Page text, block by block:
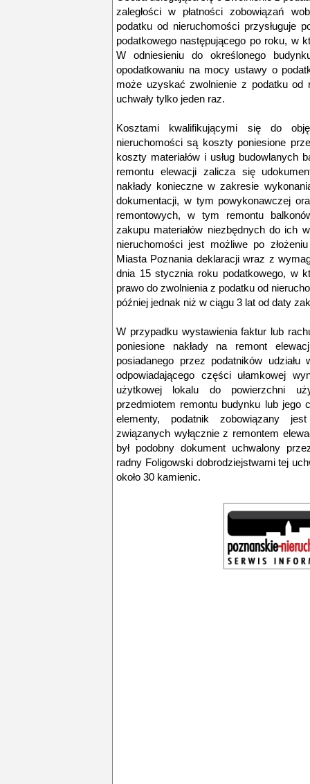
zaległości w płatności zobowiązań
podatku od nieruchomości przysługuje
podatkowego następującego po roku, w
W odniesieniu do określonego
opodatkowaniu na mocy ustawy o
może uzyskać zwolnienie z podatku od
uchwały tylko jeden raz.
Kosztami kwalifikującymi się do
nieruchomości są koszty poniesione
koszty materiałów i usług budowlanych
remontu elewacji zalicza się
nakłady konieczne w zakresie
dokumentacji, w tym powykonawczej
remontowych, w tym remontu
zakupu materiałów niezbędnych do ich
nieruchomości jest możliwe po
Miasta Poznania deklaracji wraz z
dnia 15 stycznia roku podatkowego, w
prawo do zwolnienia z podatku od
później jednak niż w ciągu 3 lat od daty
W przypadku wystawienia faktur lub
poniesione nakłady na remont
posiadanego przez podatników udziału
odpowiadającego części ułamkowej
użytkowej lokalu do powierzchni
przedmiotem remontu budynku lub jego
elementy, podatnik zobowiązany
związanych wyłącznie z remontem
był podobny dokument uchwalony
radny Foligowski dobrodziejstwami tej
około 30 kamienic.